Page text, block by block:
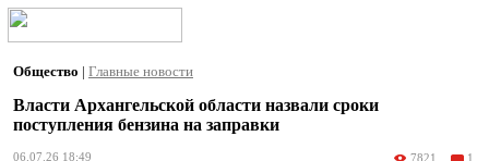
Общество | Главные новости
Власти Архангельской области назвали сроки
поступления бензина на заправки
06.07.26 18:49 7821 1